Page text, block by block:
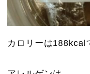
カロリーは188kcal